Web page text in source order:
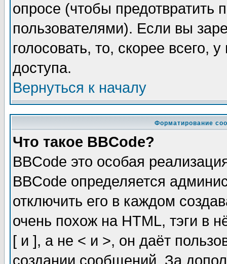
опросе (чтобы предотвратить
пользователями). Если вы
голосовать, то, скорее всего,
доступа.
Вернуться к началу
Форматирование
Что такое BBCode?
BBCode это особая
BBCode определяется
отключить его в каждом
очень похож на HTML, тэги в
[ и ], а не < и >, он даёт
создании сообщений. За